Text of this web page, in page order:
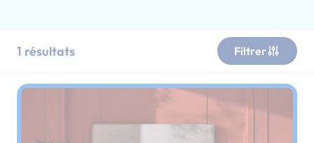
1 résultats Filtrer